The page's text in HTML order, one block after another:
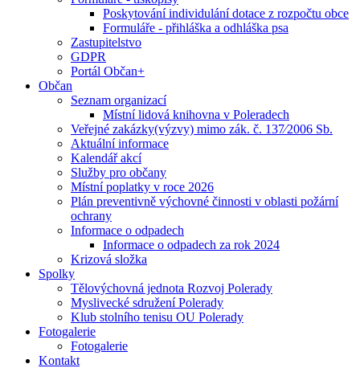
Poskytování individulání dotace z rozpočtu obce
Formuláře - přihláška a odhláška psa
Zastupitelstvo
GDPR
Portál Občan+
Občan
Seznam organizací
Místní lidová knihovna v Poleradech
Veřejné zakázky(výzvy) mimo zák. č. 137⁄2006 Sb.
Aktuální informace
Kalendář akcí
Služby pro občany
Místní poplatky v roce 2026
Plán preventivně výchovné činnosti v oblasti požární
ochrany
Informace o odpadech
Informace o odpadech za rok 2024
Krizová složka
Spolky
Tělovýchovná jednota Rozvoj Polerady
Myslivecké sdružení Polerady
Klub stolního tenisu OU Polerady
Fotogalerie
Fotogalerie
Kontakt